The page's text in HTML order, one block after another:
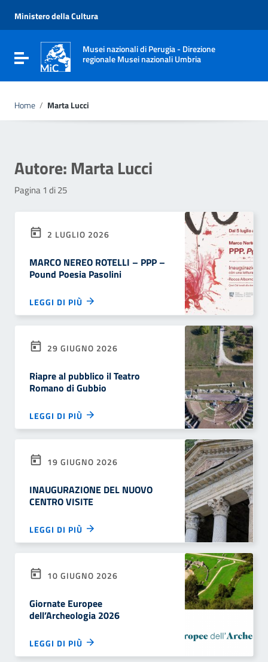
Vai al menu di navigazione
Vai al footer
Ministero della Cultura
Attiva / disattiva la navigazione
Musei nazionali di Perugia - Direzione
regionale Musei nazionali Umbria
Home / Marta Lucci
Autore: Marta Lucci
Pagina 1 di 25
2 LUGLIO 2026
MARCO NEREO ROTELLI – PPP –
Pound Poesia Pasolini
LEGGI DI PIÙ
29 GIUGNO 2026
Riapre al pubblico il Teatro
Romano di Gubbio
LEGGI DI PIÙ
19 GIUGNO 2026
INAUGURAZIONE DEL NUOVO
CENTRO VISITE
LEGGI DI PIÙ
10 GIUGNO 2026
Giornate Europee
dell’Archeologia 2026
LEGGI DI PIÙ